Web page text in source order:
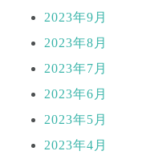
2023年9月
2023年8月
2023年7月
2023年6月
2023年5月
2023年4月